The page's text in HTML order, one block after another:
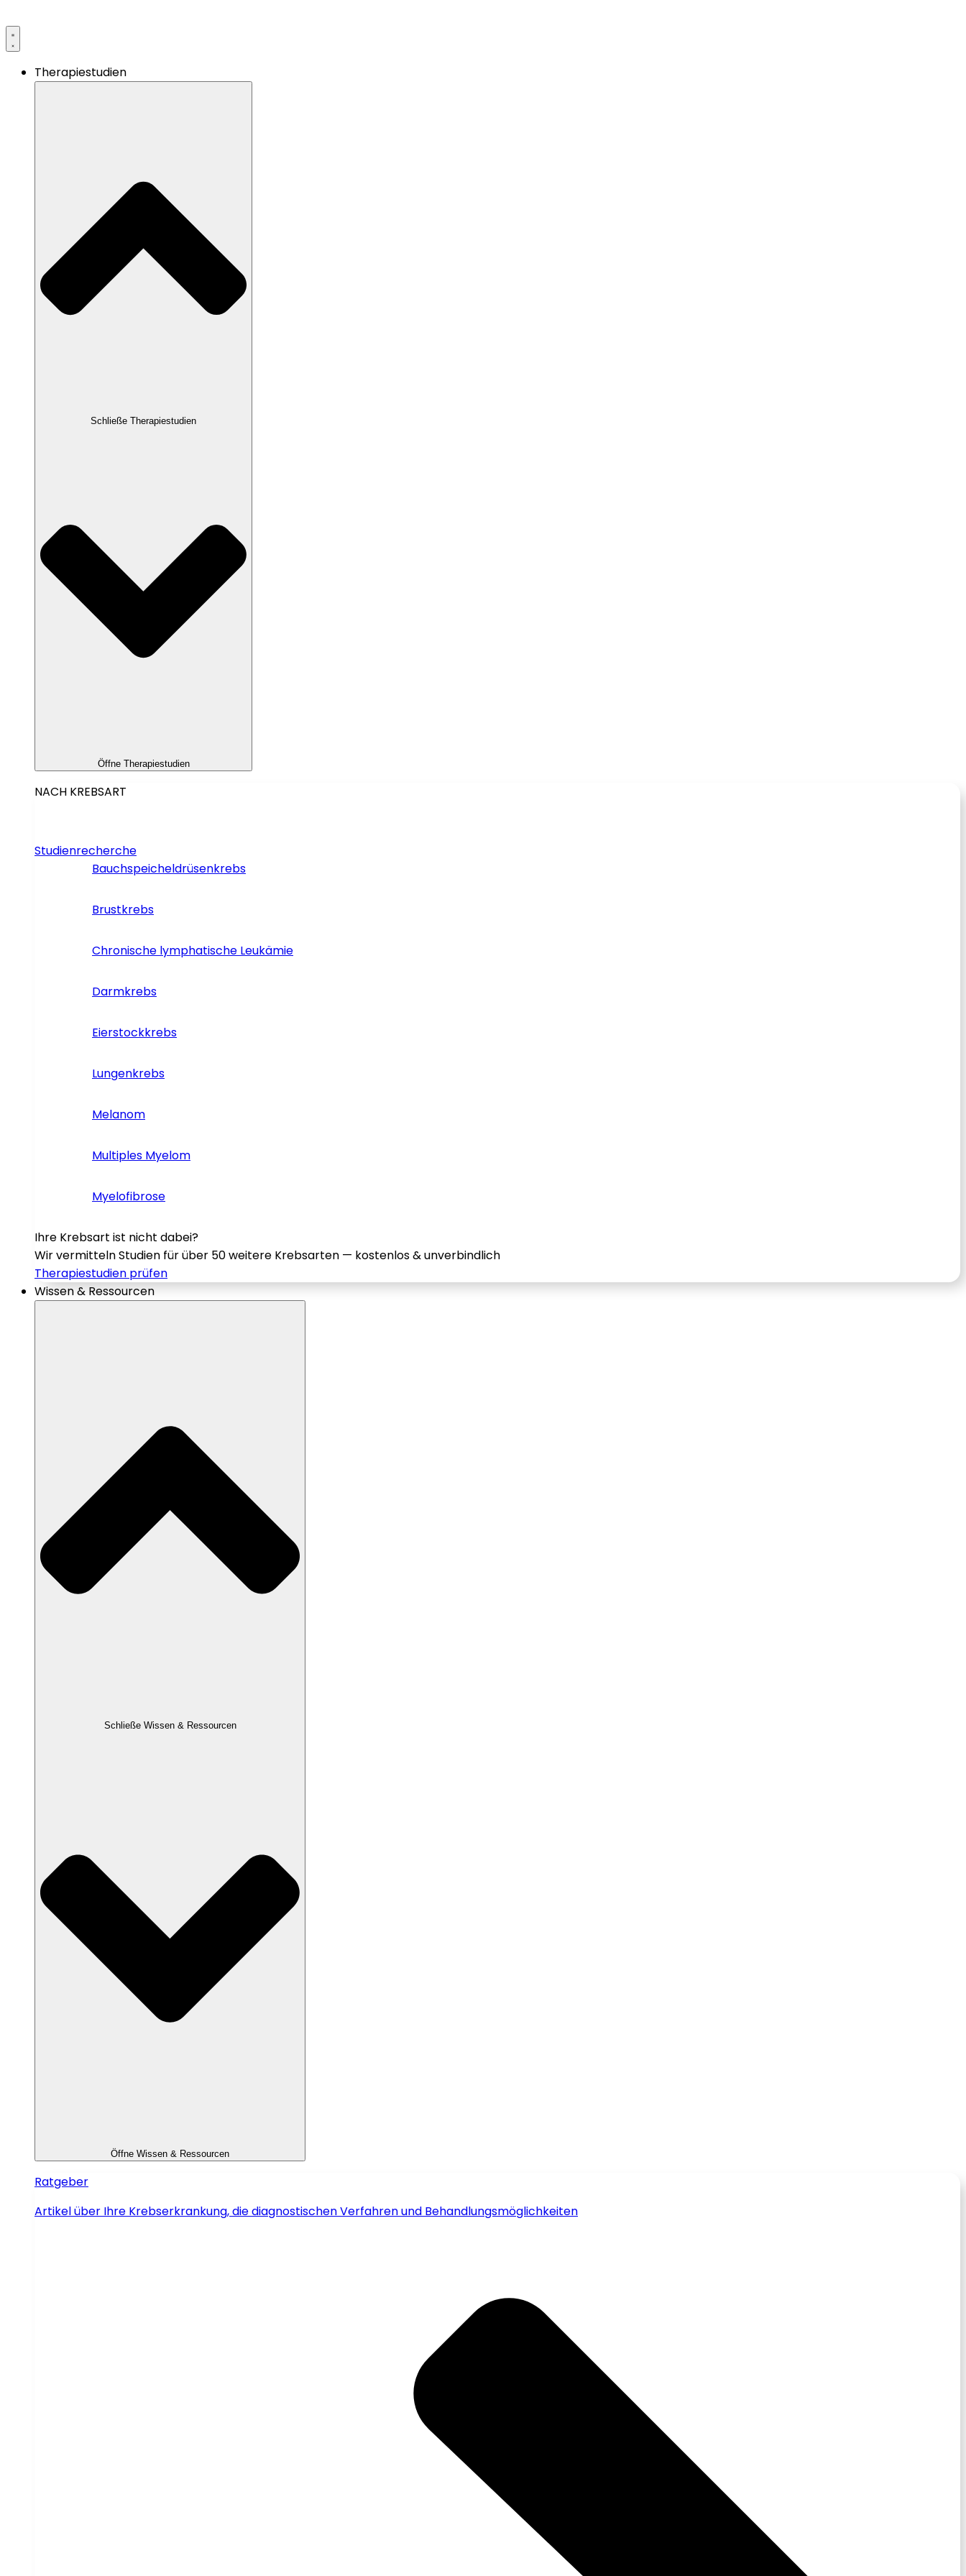
Therapiestudien
Schließe Therapiestudien
Öffne Therapiestudien
NACH KREBSART
Studienrecherche
Bauchspeicheldrüsenkrebs
Brustkrebs
Chronische lymphatische Leukämie
Darmkrebs
Eierstockkrebs
Lungenkrebs
Melanom
Multiples Myelom
Myelofibrose
Ihre Krebsart ist nicht dabei?
Wir vermitteln Studien für über 50 weitere Krebsarten — kostenlos & unverbindlich
Therapiestudien prüfen
Wissen & Ressourcen
Schließe Wissen & Ressourcen
Öffne Wissen & Ressourcen
Ratgeber
Artikel über Ihre Krebserkrankung, die diagnostischen Verfahren und Behandlungsmöglichkeiten